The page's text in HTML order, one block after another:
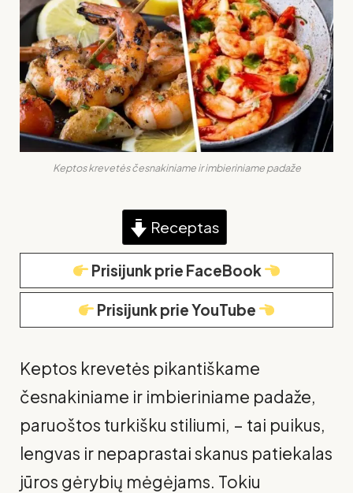
Keptos krevetės česnakiniame ir imbieriniame padaže
Receptas
Prisijunk prie FaceBook
Prisijunk prie YouTube
Keptos krevetės pikantiškame
česnakiniame ir imbieriniame padaže,
paruoštos turkišku stiliumi, – tai puikus,
lengvas ir nepaprastai skanus patiekalas
jūros gėrybių mėgėjams. Tokiu